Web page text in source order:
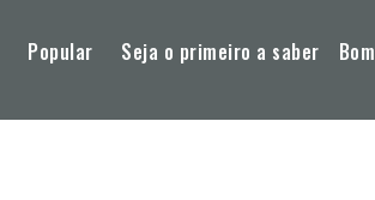
Popular Seja o primeiro a saber